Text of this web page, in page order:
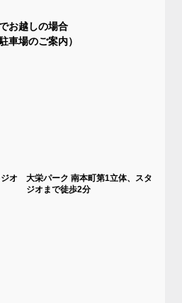
お越しの場合
車場のご案内）
オ
大栄パーク 南本町第1立体、スタ
ジオまで徒歩2分